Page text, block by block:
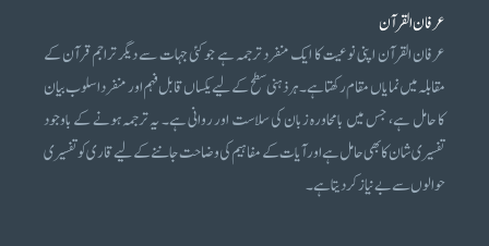
عرفان القرآن
عرفان القرآن اپنی نوعیت کا ایک منفرد ترجمہ ہے جو کئی جہات سے دیگر تراجم قرآن کے
مقابلہ میں نمایاں مقام رکھتا ہے۔ ہر ذہنی سطح کے لیے یکساں قابل فہم اور منفرد اسلوب بیان
کا حامل ہے، جس میں بامحاورہ زبان کی سلاست اور روانی ہے۔ یہ ترجمہ ہونے کے باوجود
تفسیری شان کا بھی حامل ہے اور آیات کے مفاہیم کی وضاحت جاننے کے لیے قاری کو تفسیری
حوالوں سے بے نیاز کر دیتا ہے۔